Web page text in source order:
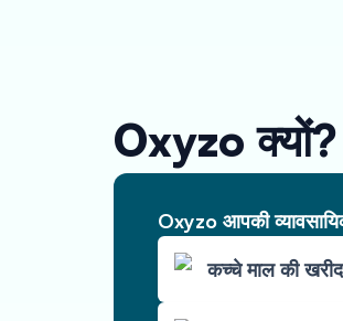
Oxyzo क्यों?
Oxyzo आपकी
कच्चे माल की